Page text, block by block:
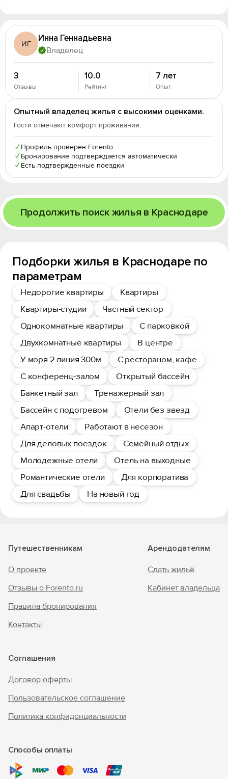
ИГ
Инна Геннадьевна
Владелец
3
Отзывы
10.0
Рейтинг
7 лет
Опыт
Опытный владелец жилья с высокими оценками.
Гости отмечают комфорт проживания.
✓ Профиль проверен Forento
✓ Бронирование подтверждается автоматически
✓ Есть подтвержденные поездки
Продолжить поиск жилья в Краснодаре
Подборки жилья в Краснодаре по
параметрам
Недорогие квартиры
Квартиры
Квартиры-студии
Частный сектор
Однокомнатные квартиры
С парковкой
Двухкомнатные квартиры
В центре
У моря 2 линия 300м
С рестораном, кафе
С конференц-залом
Открытый бассейн
Банкетный зал
Тренажерный зал
Бассейн с подогревом
Отели без звезд
Апарт-отели
Работают в несезон
Для деловых поездок
Семейный отдых
Молодежные отели
Отель на выходные
Романтические отели
Для корпоратива
Для свадьбы
На новый год
Путешественникам
О проекте
Отзывы о Forento.ru
Правила бронирования
Контакты
Арендодателям
Сдать жильё
Кабинет владельца
Соглашения
Договор оферты
Пользовательское соглашение
Политика конфиденциальности
Способы оплаты